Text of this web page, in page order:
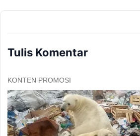
Tulis Komentar